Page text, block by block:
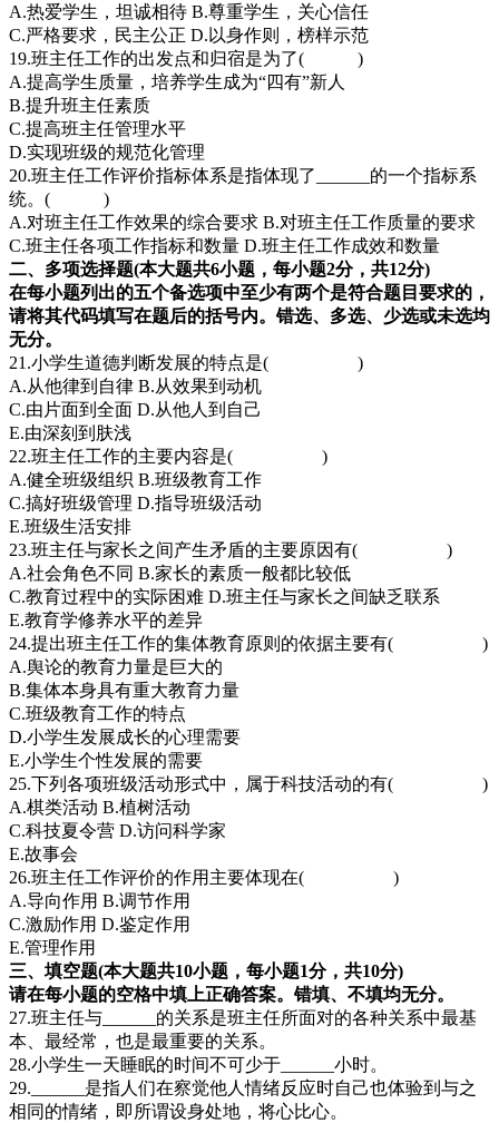
A.热爱学生，坦诚相待 B.尊重学生，关心信任
C.严格要求，民主公正 D.以身作则，榜样示范
19.班主任工作的出发点和归宿是为了( )
A.提高学生质量，培养学生成为“四有”新人
B.提升班主任素质
C.提高班主任管理水平
D.实现班级的规范化管理
20.班主任工作评价指标体系是指体现了______的一个指标系
统。( )
A.对班主任工作效果的综合要求 B.对班主任工作质量的要求
C.班主任各项工作指标和数量 D.班主任工作成效和数量
二、多项选择题(本大题共6小题，每小题2分，共12分)
在每小题列出的五个备选项中至少有两个是符合题目要求的，
请将其代码填写在题后的括号内。错选、多选、少选或未选均
无分。
21.小学生道德判断发展的特点是( )
A.从他律到自律 B.从效果到动机
C.由片面到全面 D.从他人到自己
E.由深刻到肤浅
22.班主任工作的主要内容是( )
A.健全班级组织 B.班级教育工作
C.搞好班级管理 D.指导班级活动
E.班级生活安排
23.班主任与家长之间产生矛盾的主要原因有( )
A.社会角色不同 B.家长的素质一般都比较低
C.教育过程中的实际困难 D.班主任与家长之间缺乏联系
E.教育学修养水平的差异
24.提出班主任工作的集体教育原则的依据主要有( )
A.舆论的教育力量是巨大的
B.集体本身具有重大教育力量
C.班级教育工作的特点
D.小学生发展成长的心理需要
E.小学生个性发展的需要
25.下列各项班级活动形式中，属于科技活动的有( )
A.棋类活动 B.植树活动
C.科技夏令营 D.访问科学家
E.故事会
26.班主任工作评价的作用主要体现在( )
A.导向作用 B.调节作用
C.激励作用 D.鉴定作用
E.管理作用
三、填空题(本大题共10小题，每小题1分，共10分)
请在每小题的空格中填上正确答案。错填、不填均无分。
27.班主任与______的关系是班主任所面对的各种关系中最基
本、最经常，也是最重要的关系。
28.小学生一天睡眠的时间不可少于______小时。
29.______是指人们在察觉他人情绪反应时自己也体验到与之
相同的情绪，即所谓设身处地，将心比心。